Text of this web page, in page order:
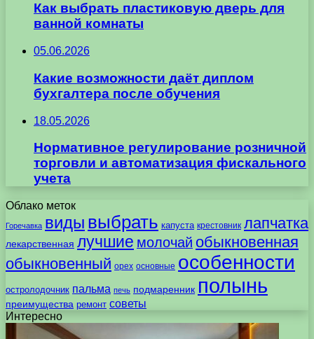
Как выбрать пластиковую дверь для
ванной комнаты
05.06.2026
Какие возможности даёт диплом
бухгалтера после обучения
18.05.2026
Нормативное регулирование розничной
торговли и автоматизация фискального
учета
Облако меток
Горечавка виды выбрать капуста крестовник лапчатка
лекарственная лучшие молочай обыкновенная
обыкновенный орех основные особенности
остролодочник пальма печь подмаренник полынь
преимущества ремонт советы
Интересно